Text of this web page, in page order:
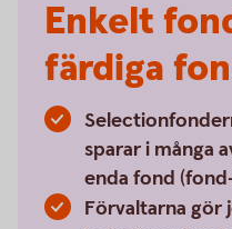
Enkelt
färdiga
sparar i många
enda fond
Förvaltarna gör